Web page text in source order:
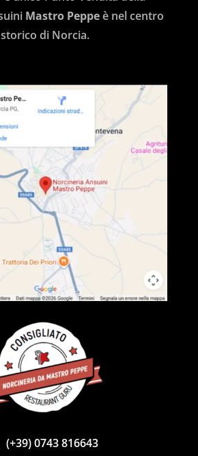
Mastro Peppeè nel centro
storico di Norcia.
(+39) 0743 816643